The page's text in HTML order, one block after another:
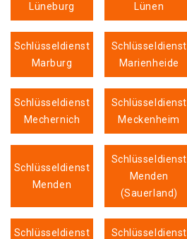
Lüneburg
Lünen
Schlüsseldienst
Marburg
Schlüsseldienst
Marienheide
Schlüsseldienst
Mechernich
Schlüsseldienst
Meckenheim
Schlüsseldienst
Menden
Schlüsseldienst
Menden
(Sauerland)
Schlüsseldienst
Schlüsseldienst